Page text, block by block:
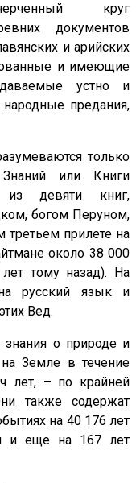
круг
документов
и арийских
и имеющие
устно и
предания,
только
или Книги
из девяти книг,
богом Перуном,
прилете на
около 38 000
тому назад). На
русский язык и
Вед.
о природе и
Земле в течение
лет, – по крайней
также содержат
на 40 176 лет
и еще на 167 лет